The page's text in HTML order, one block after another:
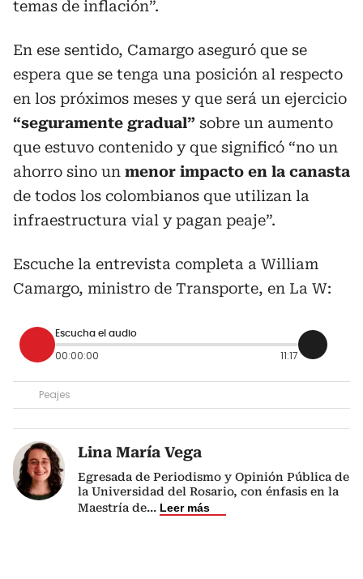
temas de inflación”.
En ese sentido, Camargo aseguró que se
espera que se tenga una posición al respecto
en los próximos meses y que será un ejercicio
“seguramente gradual” sobre un aumento
que estuvo contenido y que significó “no un
ahorro sino un menor impacto en la canasta
de todos los colombianos que utilizan la
infraestructura vial y pagan peaje”.
Escuche la entrevista completa a William
Camargo, ministro de Transporte, en La W:
Escucha el audio
00:00:00 11:17
Peajes
Lina María Vega
Egresada de Periodismo y Opinión Pública de
la Universidad del Rosario, con énfasis en la
Maestría de... Leer más